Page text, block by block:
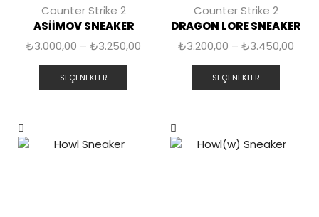
Counter Strike 2
ASIIMOV SNEAKER
₺3.000,00 – ₺3.250,00
SEÇENEKLER
Counter Strike 2
DRAGON LORE SNEAKER
₺3.200,00 – ₺3.450,00
SEÇENEKLER